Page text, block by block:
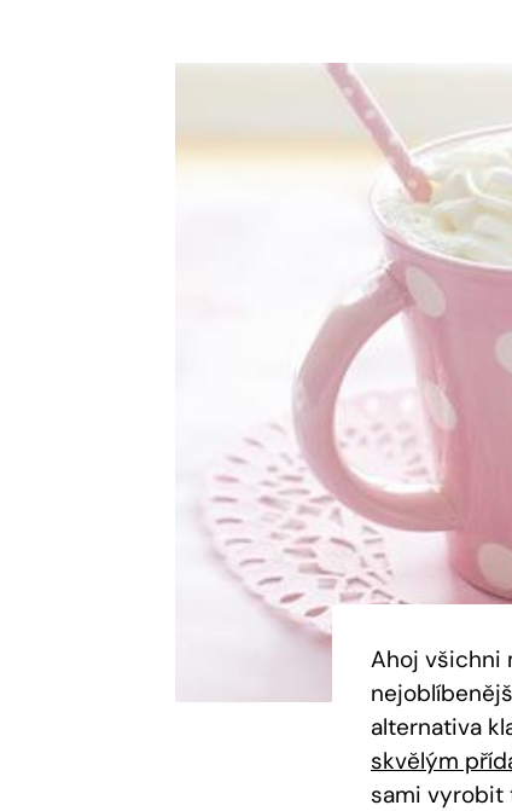
Ahoj všichni
alternativa‌
skvělým
sami vyrobit